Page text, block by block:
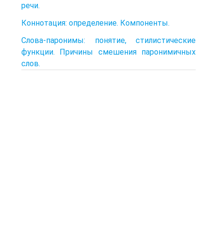
речи.
Коннотация: определение. Компоненты.
Слова-паронимы: понятие, стилистические
функции. Причины смешения паронимичных
слов.